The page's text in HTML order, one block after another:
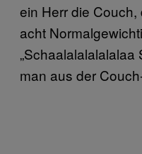
ein Herr die
acht
„Schaalalalalalalaa
man aus der